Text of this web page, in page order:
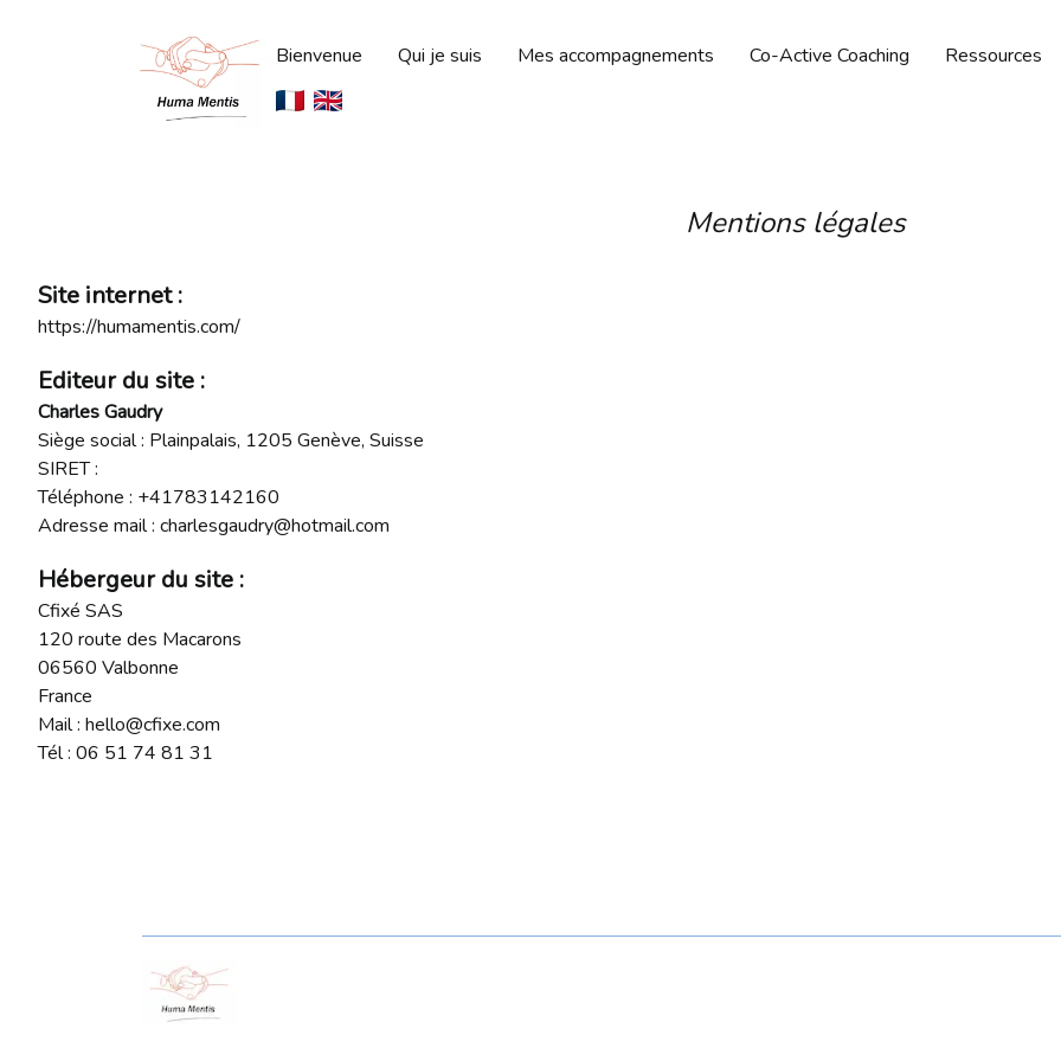
Bienvenue Qui je suis Mes accompagnements Co-Active Coaching Ressources
Mentions légales
Site internet :
https://humamentis.com/
Editeur du site :
Charles Gaudry
Siège social : Plainpalais, 1205 Genève, Suisse
SIRET :
Téléphone : +41783142160
Adresse mail : charlesgaudry@hotmail.com
Hébergeur du site :
Cfixé SAS
120 route des Macarons
06560 Valbonne
France
Mail : hello@cfixe.com
Tél : 06 51 74 81 31